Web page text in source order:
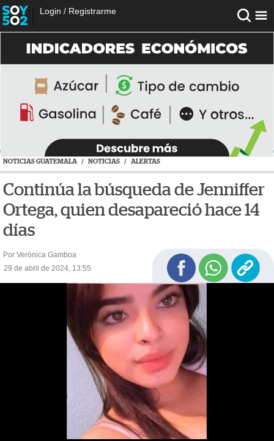
Login / Registrarme
NOTICIAS GUATEMALA / NOTICIAS / ALERTAS
Continúa la búsqueda de Jenniffer
Ortega, quien desapareció hace 14
días
Por Verónica Gamboa
29 de abril de 2024, 13:55